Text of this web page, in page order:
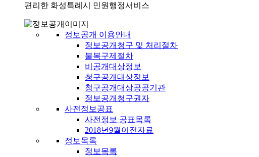
편리한 화성특례시 민원행정서비스
정보공개 이용안내
정보공개청구 및 처리절차
불복구제절차
비공개대상정보
청구공개대상정보
청구공개대상공공기관
정보공개청구권자
사전정보공표
사전정보 공표목록
2018년9월이전자료
정보목록
정보목록